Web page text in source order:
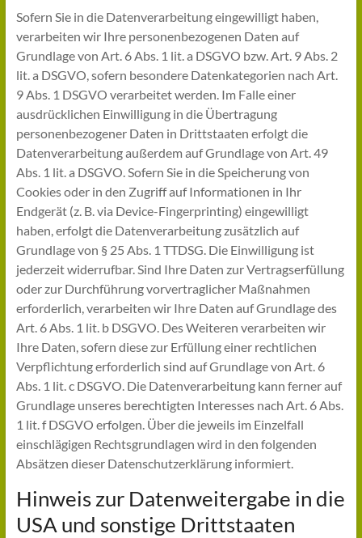
Sofern Sie in die Datenverarbeitung eingewilligt haben,
verarbeiten wir Ihre personenbezogenen Daten auf
Grundlage von Art. 6 Abs. 1 lit. a DSGVO bzw. Art. 9 Abs. 2
lit. a DSGVO, sofern besondere Datenkategorien nach Art.
9 Abs. 1 DSGVO verarbeitet werden. Im Falle einer
ausdrücklichen Einwilligung in die Übertragung
personenbezogener Daten in Drittstaaten erfolgt die
Datenverarbeitung außerdem auf Grundlage von Art. 49
Abs. 1 lit. a DSGVO. Sofern Sie in die Speicherung von
Cookies oder in den Zugriff auf Informationen in Ihr
Endgerät (z. B. via Device-Fingerprinting) eingewilligt
haben, erfolgt die Datenverarbeitung zusätzlich auf
Grundlage von § 25 Abs. 1 TTDSG. Die Einwilligung ist
jederzeit widerrufbar. Sind Ihre Daten zur Vertragserfüllung
oder zur Durchführung vorvertraglicher Maßnahmen
erforderlich, verarbeiten wir Ihre Daten auf Grundlage des
Art. 6 Abs. 1 lit. b DSGVO. Des Weiteren verarbeiten wir
Ihre Daten, sofern diese zur Erfüllung einer rechtlichen
Verpflichtung erforderlich sind auf Grundlage von Art. 6
Abs. 1 lit. c DSGVO. Die Datenverarbeitung kann ferner auf
Grundlage unseres berechtigten Interesses nach Art. 6 Abs.
1 lit. f DSGVO erfolgen. Über die jeweils im Einzelfall
einschlägigen Rechtsgrundlagen wird in den folgenden
Absätzen dieser Datenschutzerklärung informiert.
Hinweis zur Datenweitergabe in die
USA und sonstige Drittstaaten